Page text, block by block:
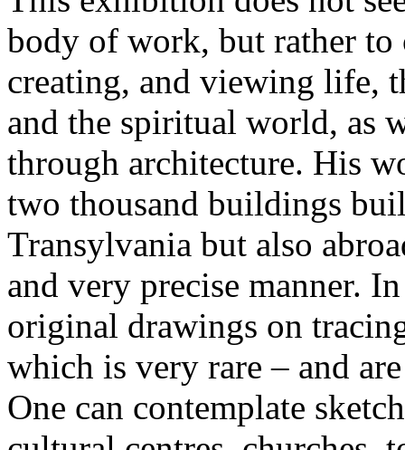
body of work, but rather
creating, and viewing life,
and the spiritual world, as
through architecture. His
two thousand buildings
Transylvania but also
and very precise manner.
original drawings on
which is very rare – and
One can contemplate